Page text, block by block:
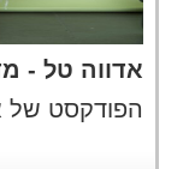
אדווה טל -
הפודקסט של